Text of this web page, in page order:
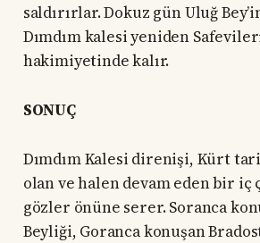
saldırırlar. Dokuz gün Uluğ
Dımdım kalesi yeniden
hakimiyetinde kalır.
SONUÇ
Dımdım Kalesi direnişi, Kürt
olan ve halen devam eden bir iç
gözler önüne serer. Soranca
Beyliği, Goranca konuşan